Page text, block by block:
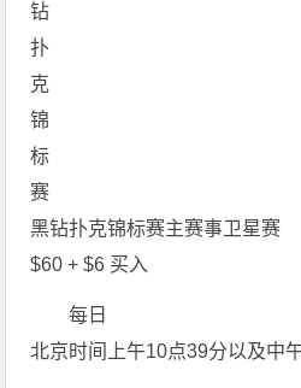
黑钻扑克锦标赛主赛事卫星赛
$60 + $6 买入
每日
北京时间上午10点39分以及中